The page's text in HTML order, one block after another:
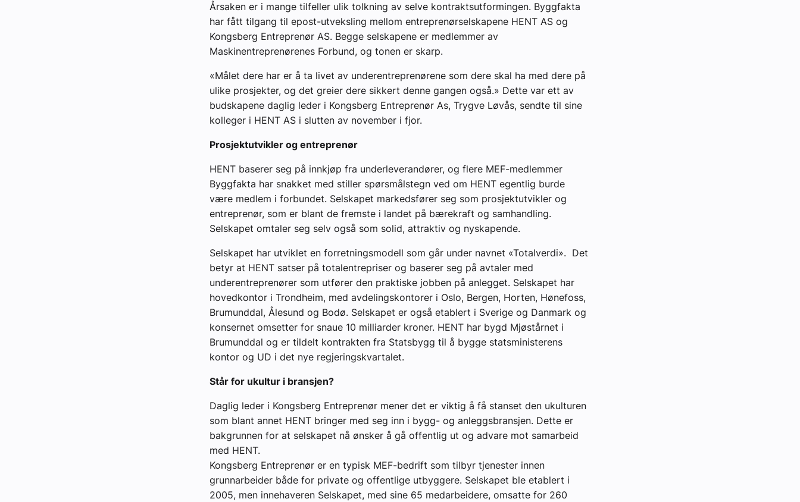
Årsaken er i mange tilfeller ulik tolkning av selve kontraktsutformingen. Byggfakta
har fått tilgang til epost-utveksling mellom entreprenørselskapene HENT AS og
Kongsberg Entreprenør AS. Begge selskapene er medlemmer av
Maskinentreprenørenes Forbund, og tonen er skarp.
«Målet dere har er å ta livet av underentreprenørene som dere skal ha med dere på
ulike prosjekter, og det greier dere sikkert denne gangen også.» Dette var ett av
budskapene daglig leder i Kongsberg Entreprenør As, Trygve Løvås, sendte til sine
kolleger i HENT AS i slutten av november i fjor.
Prosjektutvikler og entreprenør
HENT baserer seg på innkjøp fra underleverandører, og flere MEF-medlemmer
Byggfakta har snakket med stiller spørsmålstegn ved om HENT egentlig burde
være medlem i forbundet. Selskapet markedsfører seg som prosjektutvikler og
entreprenør, som er blant de fremste i landet på bærekraft og samhandling.
Selskapet omtaler seg selv også som solid, attraktiv og nyskapende.
Selskapet har utviklet en forretningsmodell som går under navnet «Totalverdi». Det
betyr at HENT satser på totalentrepriser og baserer seg på avtaler med
underentreprenører som utfører den praktiske jobben på anlegget. Selskapet har
hovedkontor i Trondheim, med avdelingskontorer i Oslo, Bergen, Horten, Hønefoss,
Brumunddal, Ålesund og Bodø. Selskapet er også etablert i Sverige og Danmark og
konsernet omsetter for snaue 10 milliarder kroner. HENT har bygd Mjøstårnet i
Brumunddal og er tildelt kontrakten fra Statsbygg til å bygge statsministerens
kontor og UD i det nye regjeringskvartalet.
Står for ukultur i bransjen?
Daglig leder i Kongsberg Entreprenør mener det er viktig å få stanset den ukulturen
som blant annet HENT bringer med seg inn i bygg- og anleggsbransjen. Dette er
bakgrunnen for at selskapet nå ønsker å gå offentlig ut og advare mot samarbeid
med HENT.
Kongsberg Entreprenør er en typisk MEF-bedrift som tilbyr tjenester innen
grunnarbeider både for private og offentlige utbyggere. Selskapet ble etablert i
2005, men innehaveren Selskapet, med sine 65 medarbeidere, omsatte for 260